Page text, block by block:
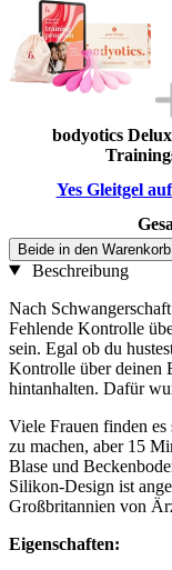
bodyotics
Yes Gleitgel
Beide in den Warenkorb
Beschreibung
Nach
Fehlende Kontrolle
sein. Egal ob du
Kontrolle über deinen
hintanhalten. Dafür
Viele Frauen finden
zu machen, aber 15
Blase und
Silikon-Design ist
Großbritannien von
Eigenschaften: